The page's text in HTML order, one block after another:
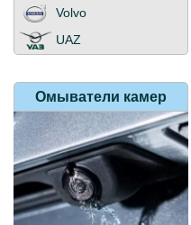
Volvo
UAZ
Омыватели камер